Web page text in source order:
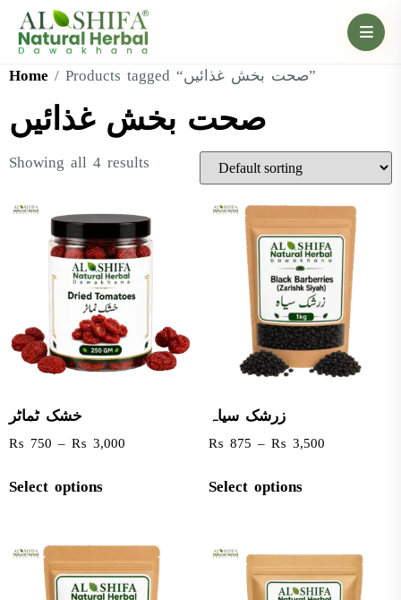
Home / Products tagged “صحت بخش غذائیں”
صحت بخش غذائیں
Showing all 4 results
خشک ٹماٹر
₨ 750 – ₨ 3,000
Select options
زرشک سیاہ
₨ 875 – ₨ 3,500
Select options